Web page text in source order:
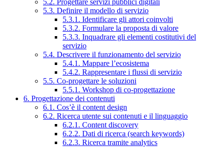
5.2. Progettare servizi pubblici digitali
5.3. Definire il modello di servizio
5.3.1. Identificare gli attori coinvolti
5.3.2. Formulare la proposta di valore
5.3.3. Inquadrare gli elementi costitutivi del
servizio
5.4. Descrivere il funzionamento del servizio
5.4.1. Mappare l’ecosistema
5.4.2. Rappresentare i flussi di servizio
5.5. Co-progettare le soluzioni
5.5.1. Workshop di co-progettazione
6. Progettazione dei contenuti
6.1. Cos’è il content design
6.2. Ricerca utente sui contenuti e il linguaggio
6.2.1. Content discovery
6.2.2. Dati di ricerca (search keywords)
6.2.3. Ricerca tramite analytics